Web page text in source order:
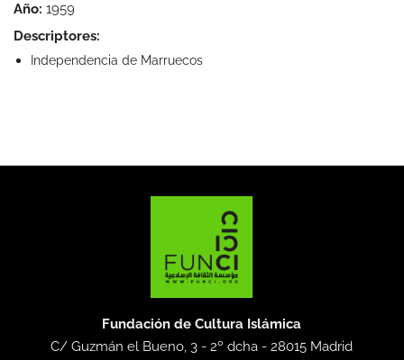
Año: 1959
Descriptores:
Independencia de Marruecos
Fundación de Cultura Islámica
C/ Guzmán el Bueno, 3 - 2º dcha -28015 Madrid